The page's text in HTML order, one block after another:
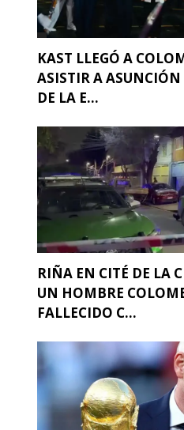
KAST LLEGÓ A
ASISTIR A
DE LA E...
RIÑA EN CITÉ DE LA
UN HOMBRE
FALLECIDO C...